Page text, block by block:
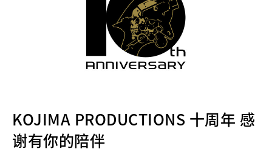
KOJIMA PRODUCTIONS 十周年 感
谢有你的陪伴